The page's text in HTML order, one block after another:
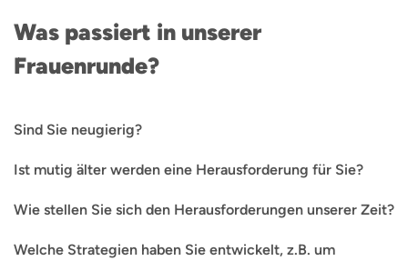
Was passiert in unserer
Frauenrunde?
Sind Sie neugierig?
Ist mutig älter werden eine Herausforderung für Sie?
Wie stellen Sie sich den Herausforderungen unserer Zeit?
Welche Strategien haben Sie entwickelt, z.B. um